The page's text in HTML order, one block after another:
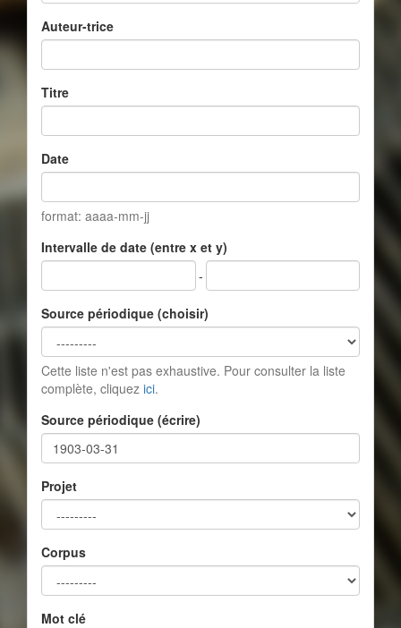
Auteur-trice
Titre
Date
format: aaaa-mm-jj
Intervalle de date (entre x et y)
-
Source périodique (choisir)
Cette liste n'est pas exhaustive. Pour consulter la liste
complète, cliquez ici.
Source périodique (écrire)
Projet
Corpus
Mot clé